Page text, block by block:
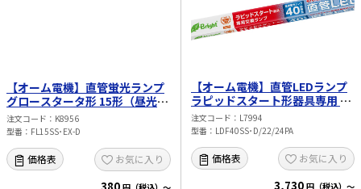
場合があります。
【オーム電機】直管蛍光ランプ
グロースタータ形 15形（昼光
色） FL15SS･EX-D
注文コード
K8956
型番
FL15SS･EX-D
価格表 お気に入り
【オーム電機】直管LEDランプ
ラピッドスタート形器具専用 40
形相当 G13（昼光色）
LDF40SS･D/22/24PA
注文コード
L7994
型番
LDF40SS･D/22/24PA
価格表 お気に入り
3,730 円（税込）～